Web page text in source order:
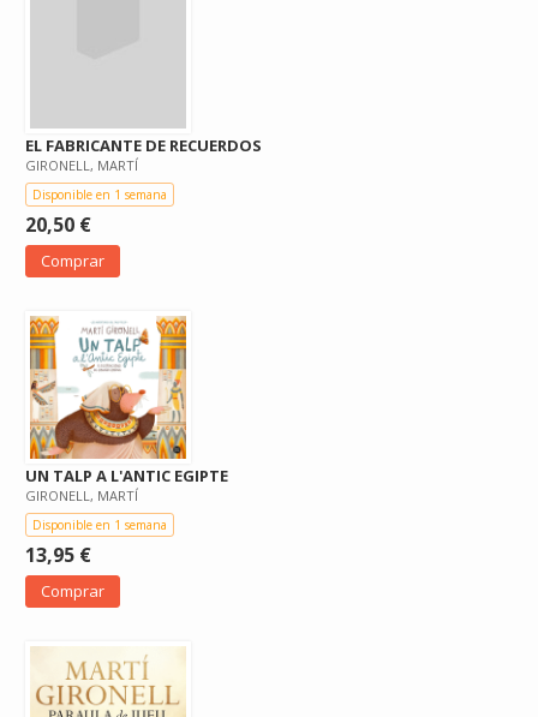
EL FABRICANTE DE RECUERDOS
GIRONELL, MARTÍ
Disponible en 1 semana
20,50 €
Comprar
UN TALP A L'ANTIC EGIPTE
GIRONELL, MARTÍ
Disponible en 1 semana
13,95 €
Comprar